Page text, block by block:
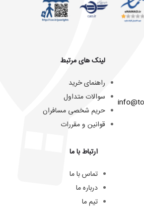
لینک های مرتبط
راهنمای خرید
سوالات متداول
حریم شخصی مسافران
قوانین و مقررات
ارتباط با ما
تماس با ما
درباره ما
تیم ما